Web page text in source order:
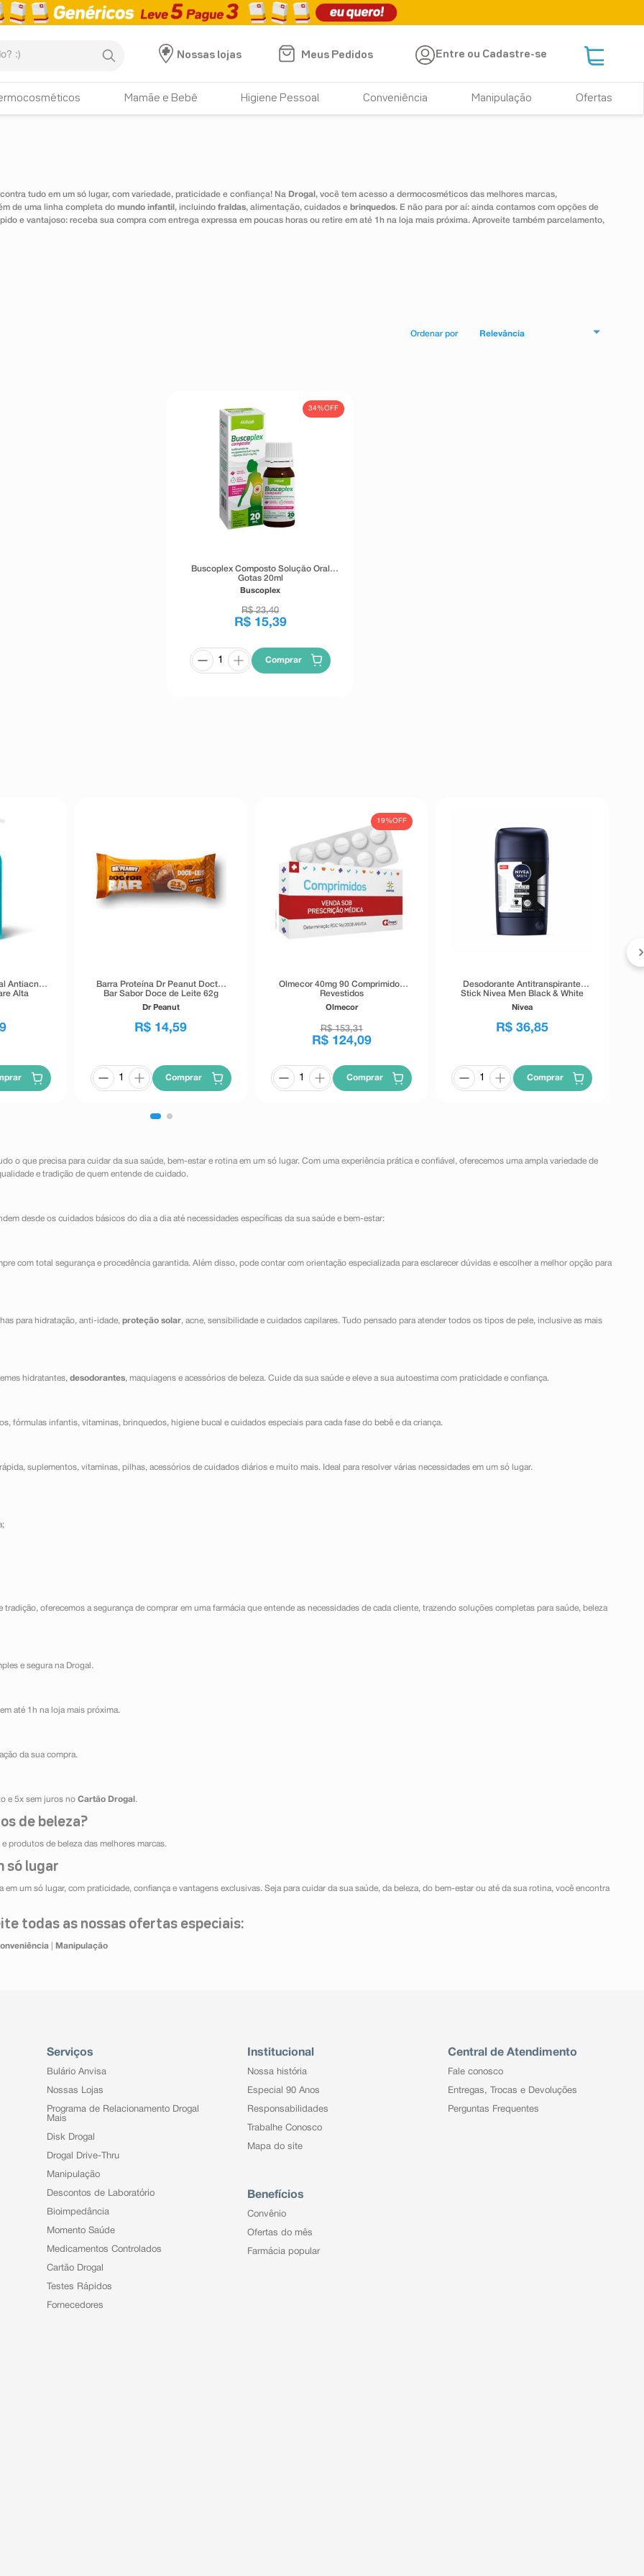
Nossas lojas
Meus Pedidos Entre ou Cadastre-se
Mamãe e Bebê Higiene Pessoal Conveniência Manipulação Ofertas
tudo em um só lugar, com variedade, praticidade e confiança! Na Drogal , você tem acesso a dermocosméticos das melhores marcas,
de uma linha completa do mundo infantil , incluindo fraldas, alimentação, cuidados e brinquedos. E não para por aí: ainda contamos com opções de
e vantajoso: receba sua compra com entrega expressa em poucas horas ou retire em até 1h na loja mais próxima. Aproveite também parcelamento,
Relevância
34%OFF
Buscoplex Composto Solução Oral
Gotas 20ml
Buscoplex
R$ 23,40
R$ 15,39
Comprar
Antiacne
Alta
Barra Proteína Dr Peanut Doctor
Bar Sabor Doce de Leite 62g
Dr Peanut
R$ 14,59
Comprar
19%OFF
Olmecor 40mg 90 Comprimidos
Revestidos
Olmecor
R$ 153,31
R$ 124,09
Comprar
Desodorante Antitranspirante
Stick Nivea Men Black & White
Invisible 72h 54g
Nivea
R$ 36,85
Comprar
o que precisa para cuidar da sua saúde, bem-estar e rotina em um só lugar. Com uma experiência prática e confiável, oferecemos uma ampla variedade de
e tradição de quem entende de cuidado.
desde os cuidados básicos do dia a dia até necessidades específicas da sua saúde e bem-estar:
com total segurança e procedência garantida. Além disso, pode contar com orientação especializada para esclarecer dúvidas e escolher a melhor opção para
para hidratação, anti-idade, proteção solar, acne, sensibilidade e cuidados capilares. Tudo pensado para atender todos os tipos de pele, inclusive as mais
hidratantes, desodorantes, maquiagens e acessórios de beleza. Cuide da sua saúde e eleve a sua autoestima com praticidade e confiança.
fórmulas infantis, vitaminas, brinquedos, higiene bucal e cuidados especiais para cada fase do bebê e da criança.
suplementos, vitaminas, pilhas, acessórios de cuidados diários e muito mais. Ideal para resolver várias necessidades em um só lugar.
oferecemos a segurança de comprar em uma farmácia que entende as necessidades de cada cliente, trazendo soluções completas para saúde, beleza
e segura na Drogal.
até 1h na loja mais próxima.
da sua compra.
e 5x sem juros no Cartão Drogal .
de beleza?
e produtos de beleza das melhores marcas.
só lugar
um só lugar, com praticidade, confiança e vantagens exclusivas. Seja para cuidar da sua saúde, da beleza, do bem-estar ou até da sua rotina, você encontra
todas as nossas ofertas especiais:
Manipulação
Serviços
Bulário Anvisa
Nossas Lojas
Programa de Relacionamento Drogal
Mais
Disk Drogal
Drogal Drive-Thru
Manipulação
Descontos de Laboratório
Bioimpedância
Momento Saúde
Medicamentos Controlados
Cartão Drogal
Testes Rápidos
Fornecedores
Institucional
Nossa história
Especial 90 Anos
Responsabilidades
Trabalhe Conosco
Mapa do site
Benefícios
Convênio
Ofertas do mês
Farmácia popular
Central de Atendimento
Fale conosco
Entregas, Trocas e Devoluções
Perguntas Frequentes